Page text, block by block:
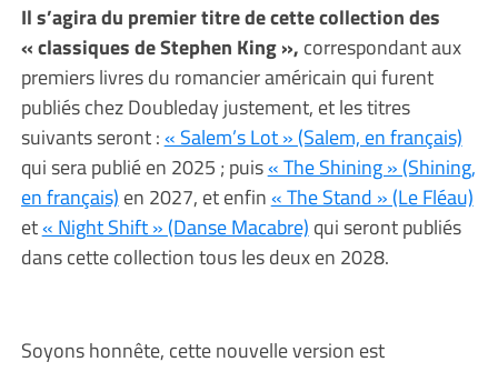
Il s’agira du premier titre de cette collection des
« classiques de Stephen King », correspondant aux
premiers livres du romancier américain qui furent
publiés chez Doubleday justement, et les titres
suivants seront :« Salem’s Lot » (Salem, en français)
qui sera publié en 2025 ; puis« The Shining » (Shining,
en français) en 2027, et enfin« The Stand » (Le Fléau)
et« Night Shift » (Danse Macabre) qui seront publiés
dans cette collection tous les deux en 2028.
Soyons honnête, cette nouvelle version est